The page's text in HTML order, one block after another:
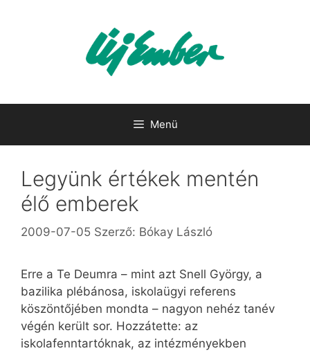
Menü
Legyünk értékek mentén
élő emberek
2009-07-05 Szerző: Bókay László
Erre a Te Deumra – mint azt Snell György, a
bazilika plébánosa, iskolaügyi referens
köszöntőjében mondta – nagyon nehéz tanév
végén került sor. Hozzátette: az
iskolafenntartóknak, az intézményekben